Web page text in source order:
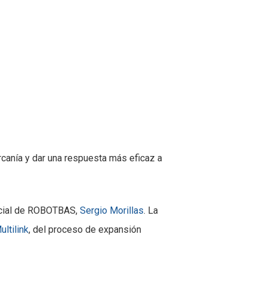
y dar una respuesta más eficaz a
de ROBOTBAS,Sergio Morillas. La
, del proceso de expansión